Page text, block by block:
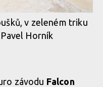
v zeleném triku
Horník
závodu Falcon